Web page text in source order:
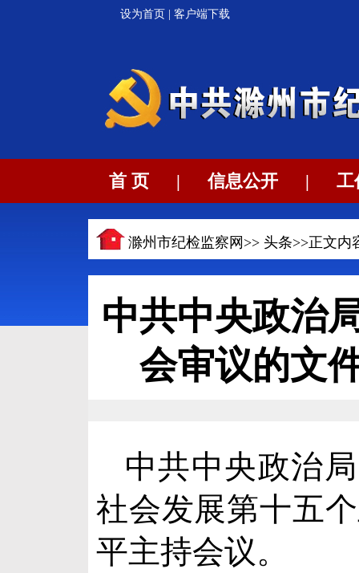
设为首页 客户端下载
首 页 | 信息公开 | 工
滁州市纪检监察网>> 头条>>正文内
中共中央政治
会审议的文
中共中央政治
社会发展第十五
平主持会议。